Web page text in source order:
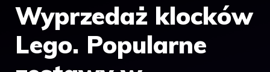
Wyprzedaż klocków
Lego. Popularne